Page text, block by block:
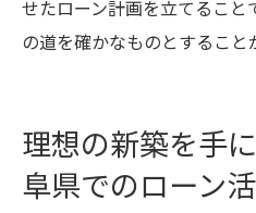
せたローン計画を立てるこ
の道を確かなものとすること
理想の新築を手
阜県でのローン